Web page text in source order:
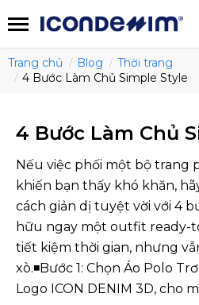
Trang chủ Blog
Thời trang
4 Bước Làm Chủ Simple Style
4 Bước Làm Chủ
Nếu việc phối một bộ trang
khiến bạn thấy khó khăn,
cách giản dị tuyệt vời với 4
hữu ngay một outfit ready-
tiết kiệm thời gian, nhưng
xò.◾Bước 1: Chọn Áo Polo
Logo ICON DENIM 3D, cho